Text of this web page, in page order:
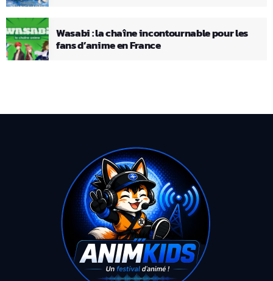
Wasabi : la chaîne incontournable pour les
fans d’anime en France